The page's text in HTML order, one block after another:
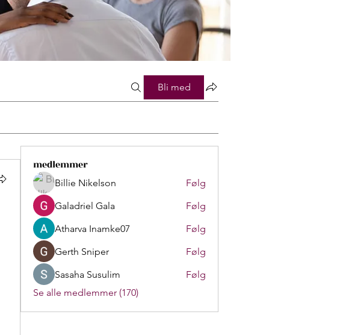
Bli med
medlemmer
Billie Nikelson
Følg
Galadriel Gala
Følg
Atharva Inamke07
Følg
Gerth Sniper
Følg
Sasaha Susulim
Følg
Se alle medlemmer (170)